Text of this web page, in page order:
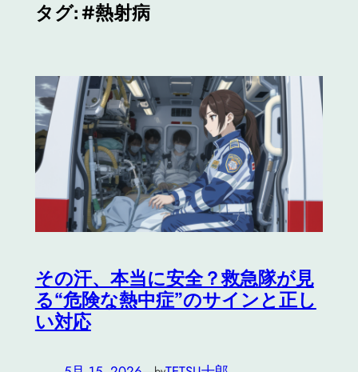
タグ:#熱射病
その汗、本当に安全？救急隊が見
る“危険な熱中症”のサインと正し
い対応